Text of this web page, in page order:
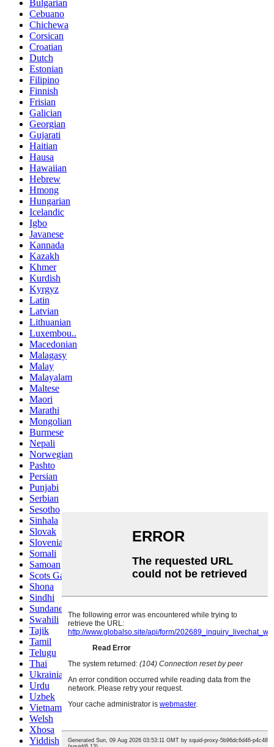
Bulgarian
Cebuano
Chichewa
Corsican
Croatian
Dutch
Estonian
Filipino
Finnish
Frisian
Galician
Georgian
Gujarati
Haitian
Hausa
Hawaiian
Hebrew
Hmong
Hungarian
Icelandic
Igbo
Javanese
Kannada
Kazakh
Khmer
Kurdish
Kyrgyz
Latin
Latvian
Lithuanian
Luxembou..
Macedonian
Malagasy
Malay
Malayalam
Maltese
Maori
Marathi
Mongolian
Burmese
Nepali
Norwegian
Pashto
Persian
Punjabi
Serbian
Sesotho
Sinhala
Slovak
Slovenian
Somali
Samoan
Scots Gaelic
Shona
Sindhi
Sundanese
Swahili
Tajik
Tamil
Telugu
Thai
Ukrainian
Urdu
Uzbek
Vietnamese
Welsh
Xhosa
Yiddish